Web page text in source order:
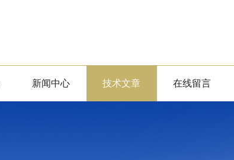
新闻中心 技术文章 在线留言